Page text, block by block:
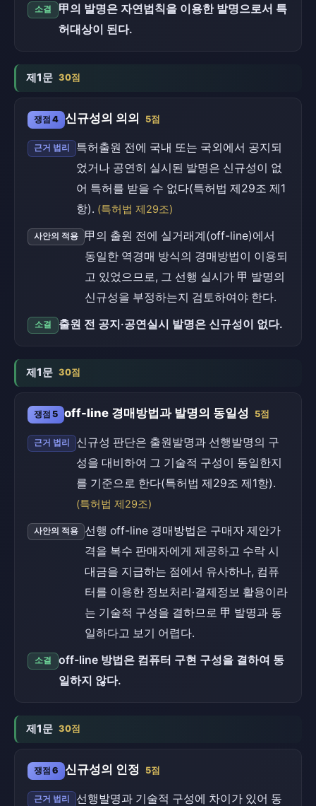
소결
甲의 발명은 자연법칙을 이용한 발명으로서 특
허대상이 된다.
제1문 30점
쟁점 4 신규성의 의의 5점
근거 법리
특허출원 전에 국내 또는 국외에서 공지되
었거나 공연히 실시된 발명은 신규성이 없
어 특허를 받을 수 없다(특허법 제29조 제1
항). (특허법 제29조)
사안의 적용
甲의 출원 전에 실거래계(off-line)에서
동일한 역경매 방식의 경매방법이 이용되
고 있었으므로, 그 선행 실시가 甲 발명의
신규성을 부정하는지 검토하여야 한다.
소결 출원 전 공지·공연실시 발명은 신규성이 없다.
제1문 30점
쟁점 5 off-line 경매방법과 발명의 동일성 5점
근거 법리
신규성 판단은 출원발명과 선행발명의 구
성을 대비하여 그 기술적 구성이 동일한지
를 기준으로 한다(특허법 제29조 제1항).
(특허법 제29조)
사안의 적용
선행 off-line 경매방법은 구매자 제안가
격을 복수 판매자에게 제공하고 수락 시
대금을 지급하는 점에서 유사하나, 컴퓨
터를 이용한 정보처리·결제정보 활용이라
는 기술적 구성을 결하므로 甲 발명과 동
일하다고 보기 어렵다.
소결
off-line 방법은 컴퓨터 구현 구성을 결하여 동
일하지 않다.
제1문 30점
쟁점 6 신규성의 인정 5점
근거 법리
선행발명과 기술적 구성에 차이가 있어 동